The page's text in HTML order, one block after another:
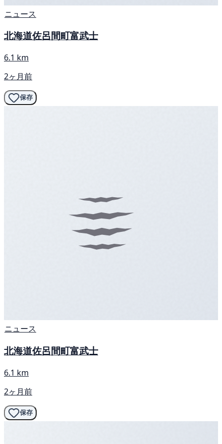
ニュース
北海道佐呂間町富武士
6.1 km
2ヶ月前
保存
ニュース
北海道佐呂間町富武士
6.1 km
2ヶ月前
保存